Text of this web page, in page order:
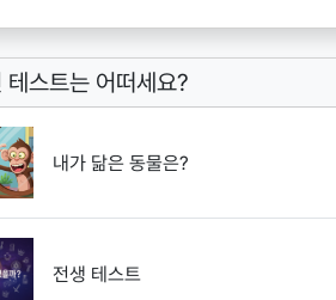
테스트는 어떠세요?
내가 닮은 동물은?
전생 테스트